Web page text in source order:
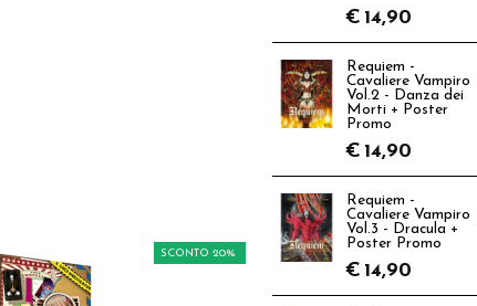
SCONTO 20%
€ 14,90
Requiem -
Cavaliere Vampiro
Vol.2 - Danza dei
Morti + Poster
Promo
€ 14,90
Requiem -
Cavaliere Vampiro
Vol.3 - Dracula +
Poster Promo
€ 14,90